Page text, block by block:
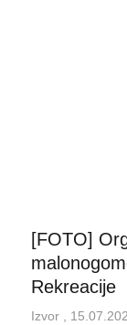
[FOTO]
Rekreacije
Izvor